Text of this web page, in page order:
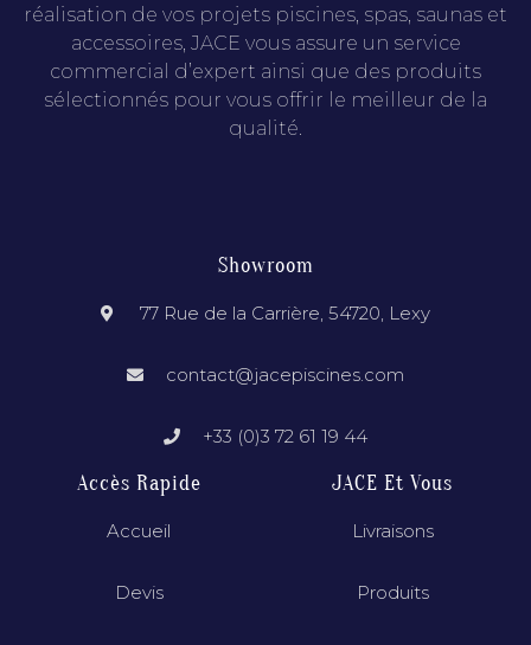
réalisation de vos projets piscines, spas, saunas et
accessoires, JACE vous assure un service
commercial d’expert ainsi que des produits
sélectionnés pour vous offrir le meilleur de la
qualité.
Showroom
77 Rue de la Carrière, 54720, Lexy
contact@jacepiscines.com
+33 (0)3 72 61 19 44
Accès Rapide
Accueil
Devis
JACE Et Vous
Livraisons
Produits